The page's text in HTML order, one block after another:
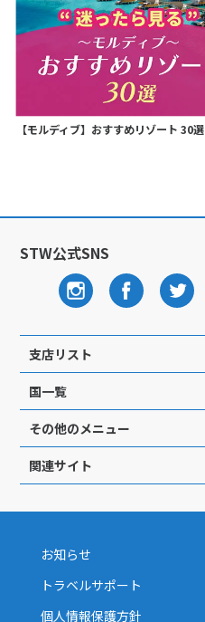
【モルディブ】おすすめリゾート 30選
STW公式SNS
支店リスト
国一覧
その他のメニュー
関連サイト
お知らせ
トラベルサポート
個人情報保護方針